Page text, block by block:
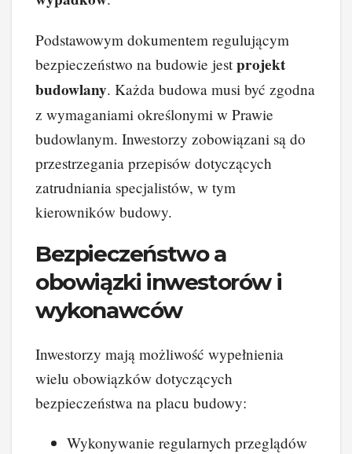
Podstawowym dokumentem regulującym
bezpieczeństwo na budowie jest projekt
budowlany. Każda budowa musi być zgodna
z wymaganiami określonymi w Prawie
budowlanym. Inwestorzy zobowiązani są do
przestrzegania przepisów dotyczących
zatrudniania specjalistów, w tym
kierowników budowy.
Bezpieczeństwo a
obowiązki inwestorów i
wykonawców
Inwestorzy mają możliwość wypełnienia
wielu obowiązków dotyczących
bezpieczeństwa na placu budowy:
Wykonywanie regularnych przeglądów